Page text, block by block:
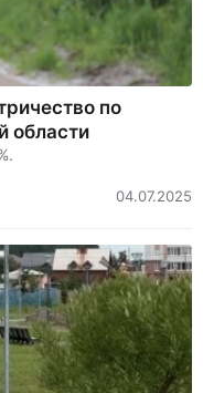
по
области
04.07.2025